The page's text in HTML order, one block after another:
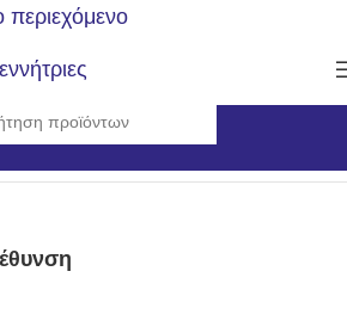
/Ψησταριές Υγραερίου